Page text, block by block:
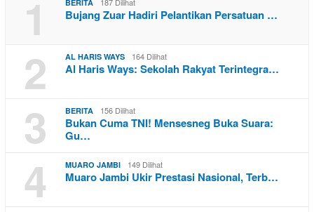
1 BERITA 187 Dilihat
Bujang Zuar Hadiri Pelantikan Persatuan …
2 AL HARIS WAYS 164 Dilihat
Al Haris Ways: Sekolah Rakyat Terintegra…
3 BERITA 156 Dilihat
Bukan Cuma TNI! Mensesneg Buka Suara:
Gu…
4 MUARO JAMBI 149 Dilihat
Muaro Jambi Ukir Prestasi Nasional, Terb…